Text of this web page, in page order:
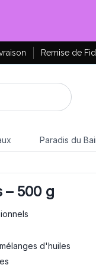
Remise de
Paradis du
– 500 g
d'huiles